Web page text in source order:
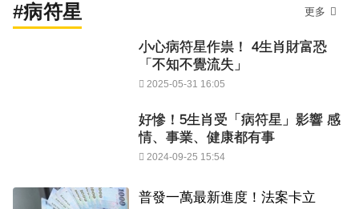
#病符星 更多
小心病符星作祟！ 4生肖財富恐
「不知不覺流失」
2025-05-31 16:05
好慘！5生肖受「病符星」影響 感
情、事業、健康都有事
2024-09-25 15:54
普發一萬最新進度！法案卡立